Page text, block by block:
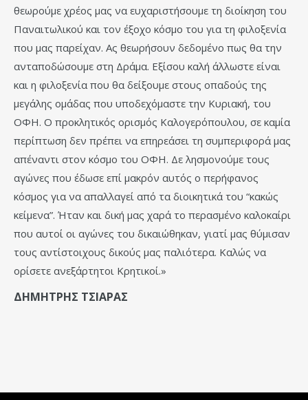
θεωρούμε χρέος μας να ευχαριστήσουμε τη διοίκηση του
Παναιτωλικού και τον έξοχο κόσμο του για τη φιλοξενία
που μας παρείχαν. Ας θεωρήσουν δεδομένο πως θα την
ανταποδώσουμε στη Δράμα. Εξίσου καλή άλλωστε είναι
και η φιλοξενία που θα δείξουμε στους οπαδούς της
μεγάλης ομάδας που υποδεχόμαστε την Κυριακή, του
ΟΦΗ. Ο προκλητικός ορισμός Καλογερόπουλου, σε καμία
περίπτωση δεν πρέπει να επηρεάσει τη συμπεριφορά μας
απέναντι στον κόσμο του ΟΦΗ. Δε λησμονούμε τους
αγώνες που έδωσε επί μακρόν αυτός ο περήφανος
κόσμος για να απαλλαγεί από τα διοικητικά του “κακώς
κείμενα”. Ήταν και δική μας χαρά το περασμένο καλοκαίρι
που αυτοί οι αγώνες του δικαιώθηκαν, γιατί μας θύμισαν
τους αντίστοιχους δικούς μας παλιότερα. Καλώς να
ορίσετε ανεξάρτητοι Κρητικοί.»
ΔΗΜΗΤΡΗΣ ΤΣΙΑΡΑΣ